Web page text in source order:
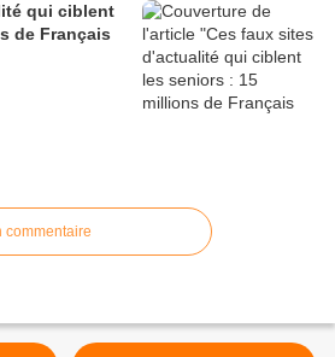
qui ciblent
de Français
commentaire